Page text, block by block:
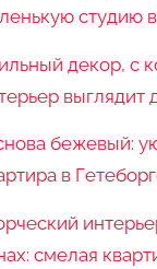
студию
декор, с
выглядит
бежевый:
в
смелая